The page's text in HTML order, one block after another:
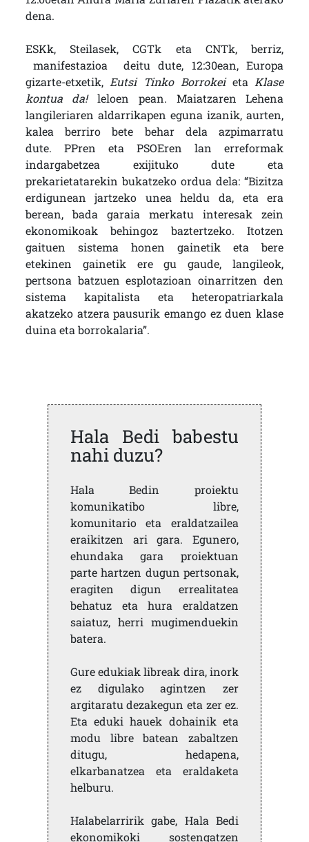
dena.
ESKk, Steilasek, CGTk eta CNTk, berriz,
manifestazioa deitu dute, 12:30ean, Europa
gizarte-etxetik, Eutsi Tinko Borrokeieta Klase
kontua da!leloen pean. Maiatzaren Lehena
langileriaren aldarrikapen eguna izanik, aurten,
kalea berriro bete behar dela azpimarratu
dute. PPren eta PSOEren lan erreformak
indargabetzea exijituko dute eta
prekarietatarekin bukatzeko ordua dela: “Bizitza
erdigunean jartzeko unea heldu da, eta era
berean, bada garaia merkatu interesak zein
ekonomikoak behingoz baztertzeko. Itotzen
gaituen sistema honen gainetik eta bere
etekinen gainetik ere gu gaude, langileok,
pertsona batzuen esplotazioan oinarritzen den
sistema kapitalista eta heteropatriarkala
akatzeko atzera pausurik emango ez duen klase
duina eta borrokalaria”.
Hala Bedi babestu
nahi duzu?
Hala Bedin proiektu
komunikatibo libre,
komunitario eta eraldatzailea
eraikitzen ari gara. Egunero,
ehundaka gara proiektuan
parte hartzen dugun pertsonak,
eragiten digun errealitatea
behatuz eta hura eraldatzen
saiatuz, herri mugimenduekin
batera.
Gure edukiak libreak dira, inork
ez digulako agintzen zer
argitaratu dezakegun eta zer ez.
Eta eduki hauek dohainik eta
modu libre batean zabaltzen
ditugu, hedapena,
elkarbanatzea eta eraldaketa
helburu.
Halabelarririk gabe, Hala Bedi
ekonomikoki sostengatzen